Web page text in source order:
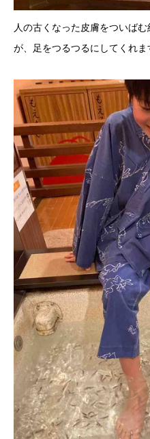
人の古くなった皮膚をついば
が、足をつるつるにしてくれま